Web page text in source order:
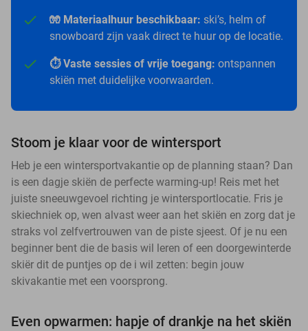
🧤 Materiaalhuur beschikbaar: ski’s, helm of
snowboard zijn vaak direct te huur op de locatie.
⏱️ Vaste sessies of vrije toegang: ontspannen
skiën met duidelijke voorwaarden.
Stoom je klaar voor de wintersport
Heb je een wintersportvakantie op de planning staan? Dan
is een dagje skiën de perfecte warming-up! Reis met het
juiste sneeuwgevoel richting je wintersportlocatie. Fris je
skiechniek op, wen alvast weer aan het skiën en zorg dat je
straks vol zelfvertrouwen van de piste sjeest. Of je nu een
beginner bent die de basis wil leren of een doorgewinterde
skiër dit de puntjes op de i wil zetten: begin jouw
skivakantie met een voorsprong.
Even opwarmen: hapje of drankje na het skiën